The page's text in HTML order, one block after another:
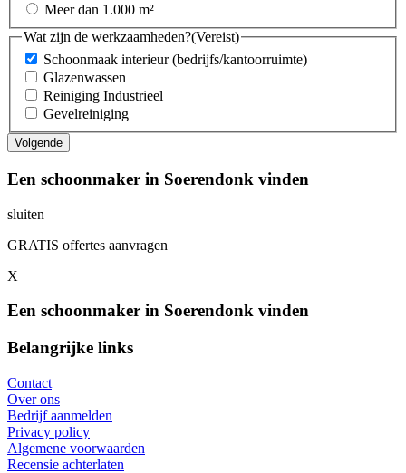
Meer dan 1.000 m²
Wat zijn de werkzaamheden?(Vereist)
Schoonmaak interieur (bedrijfs/kantoorruimte)
Glazenwassen
Reiniging Industrieel
Gevelreiniging
Een schoonmaker in Soerendonk vinden
sluiten
GRATIS offertes aanvragen
X
Een schoonmaker in Soerendonk vinden
Belangrijke links
Contact
Over ons
Bedrijf aanmelden
Privacy policy
Algemene voorwaarden
Recensie achterlaten